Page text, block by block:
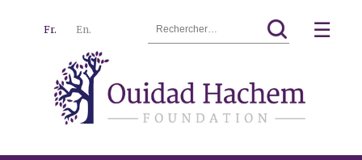
Hachem
Fr. En. ☰